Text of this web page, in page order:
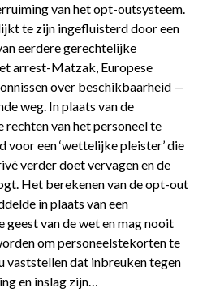
van het opt-outsysteem.
te zijn ingefluisterd door een
eerdere gerechtelijke
arrest-Matzak, Europese
over beschikbaarheid —
weg. In plaats van de
van het personeel te
voor een ‘wettelijke pleister’ die
verder doet vervagen en de
Het berekenen van de opt-out
in plaats van een
geest van de wet en mag nooit
om personeelstekorten te
vaststellen dat inbreuken tegen
en inslag zijn…